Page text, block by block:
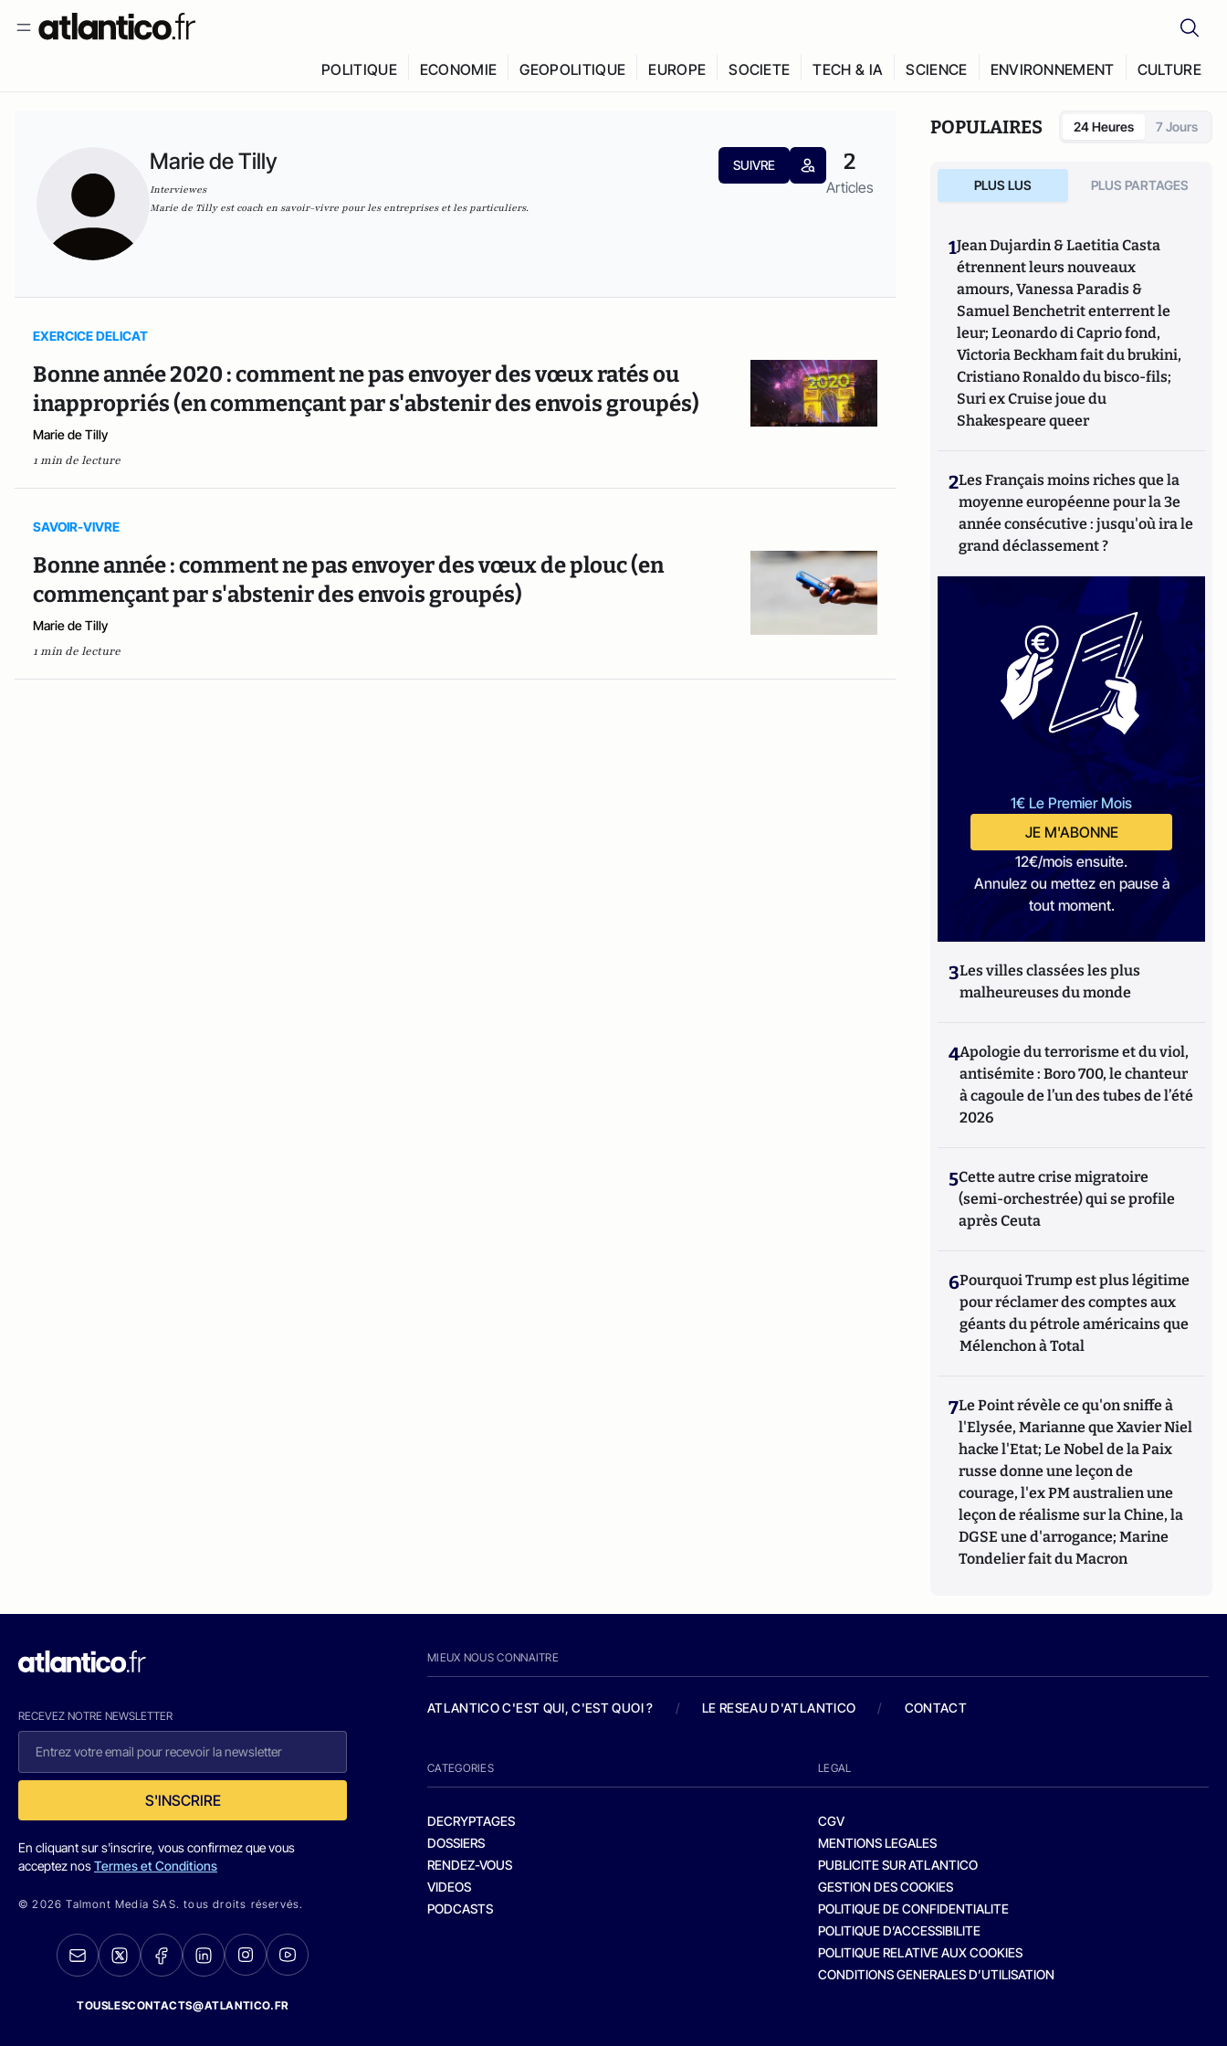
POLITIQUE ECONOMIE GEOPOLITIQUE EUROPE SOCIETE TECH & IA SCIENCE ENVIRONNEMENT CULTURE
Marie de Tilly
Interviewes
SUIVRE 2
Articles
Marie de Tilly est coach en savoir-vivre pour les entreprises et les particuliers.
EXERCICE DELICAT
Bonne année 2020 : comment ne pas envoyer des vœux ratés ou
inappropriés (en commençant par s'abstenir des envois groupés)
Marie de Tilly
1 min de lecture
SAVOIR-VIVRE
Bonne année : comment ne pas envoyer des vœux de plouc (en
commençant par s'abstenir des envois groupés)
Marie de Tilly
1 min de lecture
POPULAIRES 24 Heures 7 Jours
PLUS LUS PLUS PARTAGES
1Jean Dujardin & Laetitia Casta
étrennent leurs nouveaux
amours, Vanessa Paradis &
Samuel Benchetrit enterrent le
leur; Leonardo di Caprio fond,
Victoria Beckham fait du brukini,
Cristiano Ronaldo du bisco-fils;
Suri ex Cruise joue du
Shakespeare queer
2Les Français moins riches que la
moyenne européenne pour la 3e
année consécutive : jusqu'où ira le
grand déclassement ?
1€ Le Premier Mois
JE M'ABONNE
12€/mois ensuite.
Annulez ou mettez en pause à
tout moment.
3Les villes classées les plus
malheureuses du monde
4Apologie du terrorisme et du viol,
antisémite : Boro 700, le chanteur
à cagoule de l’un des tubes de l’été
2026
5Cette autre crise migratoire
(semi-orchestrée) qui se profile
après Ceuta
6Pourquoi Trump est plus légitime
pour réclamer des comptes aux
géants du pétrole américains que
Mélenchon à Total
7Le Point révèle ce qu'on sniffe à
l'Elysée, Marianne que Xavier Niel
hacke l'Etat; Le Nobel de la Paix
russe donne une leçon de
courage, l'ex PM australien une
leçon de réalisme sur la Chine, la
DGSE une d'arrogance; Marine
Tondelier fait du Macron
RECEVEZ NOTRE NEWSLETTER
S'INSCRIRE
En cliquant sur s'inscrire, vous confirmez que vous
acceptez nosTermes et Conditions
© 2026 Talmont Media SAS. tous droits réservés.
TOUSLESCONTACTS@ATLANTICO.FR
MIEUX NOUS CONNAITRE
ATLANTICO C'EST QUI, C'EST QUOI ? / LE RESEAU D'ATLANTICO / CONTACT
CATEGORIES
DECRYPTAGES
DOSSIERS
RENDEZ-VOUS
VIDEOS
PODCASTS
LEGAL
CGV
MENTIONS LEGALES
PUBLICITE SUR ATLANTICO
GESTION DES COOKIES
POLITIQUE DE CONFIDENTIALITE
POLITIQUE D’ACCESSIBILITE
POLITIQUE RELATIVE AUX COOKIES
CONDITIONS GENERALES D’UTILISATION